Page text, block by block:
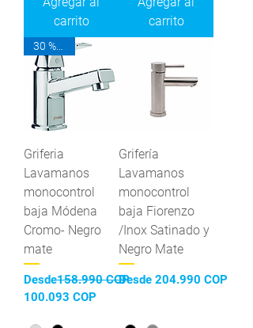
carrito
carrito
Griferia
Lavamanos
monocontrol
baja Módena
Cromo- Negro
mate
Desde
Precio158.990 COP
100.093 COP
Precio de oferta
Grifería
Lavamanos
monocontrol
baja Fiorenzo
/Inox Satinado y
Negro Mate
Desde 204.990 COP
Precio de oferta